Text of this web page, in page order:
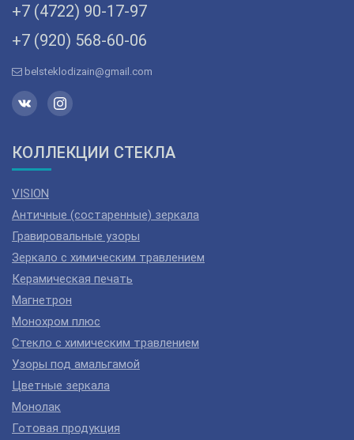
+7 (4722) 90-­17-­97
+7 (920) 568­-60-06
belsteklodizain@gmail.com
КОЛЛЕКЦИИ СТЕКЛА
VISION
Античные (состаренные) зеркала
Гравировальные узоры
Зеркало с химическим травлением
Керамическая печать
Магнетрон
Монохром плюс
Стекло с химическим травлением
Узоры под амальгамой
Цветные зеркала
Монолак
Готовая продукция